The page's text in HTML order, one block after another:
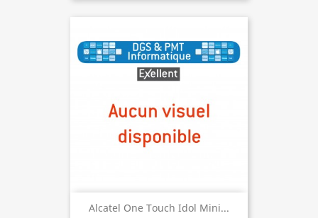
Alcatel One Touch Idol Mini...